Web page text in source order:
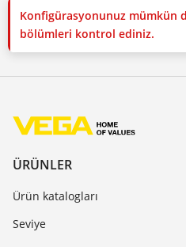
Konfigürasyonunuz mümkün
bölümleri kontrol ediniz.
ÜRÜNLER
Ürün katalogları
Seviye